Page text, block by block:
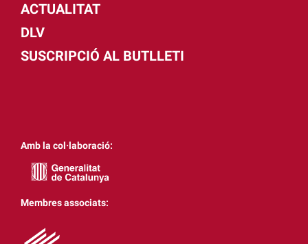
ACTUALITAT
DLV
SUSCRIPCIÓ AL BUTLLETI
Amb la col·laboració:
Membres associats: